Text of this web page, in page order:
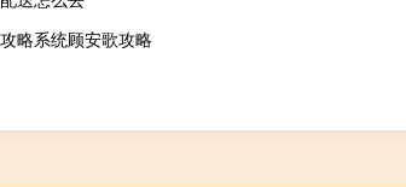
略系统顾安歌攻略